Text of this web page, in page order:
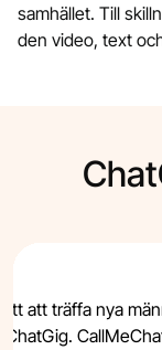
samhället. Till
den video, text
att träffa nya